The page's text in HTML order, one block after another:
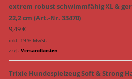
extrem robust schwimmfähig XL &
22,2 cm (Art.-Nr. 33470)
9,49€
inkl. 19 % MwSt.
zzgl. Versandkosten
Trixie Hundespielzeug Soft & Strong